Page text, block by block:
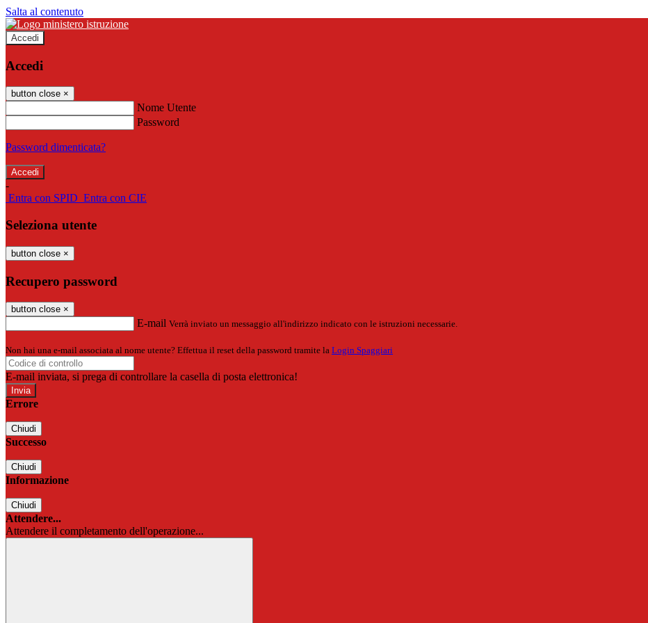
Salta al contenuto
Accedi
Accedi
button close ×
Nome Utente
Password
Password dimenticata?
-
Entra con SPID Entra con CIE
Seleziona utente
button close ×
Recupero password
button close ×
E-mail Verrà inviato un messaggio all'indirizzo indicato con le istruzioni necessarie.
Non hai una e-mail associata al nome utente? Effettua il reset della password tramite la Login Spaggiari
E-mail inviata, si prega di controllare la casella di posta elettronica!
Errore
Chiudi
Successo
Chiudi
Informazione
Chiudi
Attendere...
Attendere il completamento dell'operazione...